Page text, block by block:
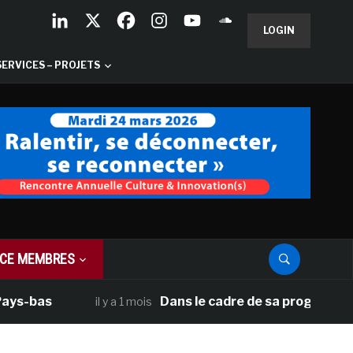
LOGIN
– PROJETS
MEMBRES
il y a 1 mois Dans le cadre de sa programmation